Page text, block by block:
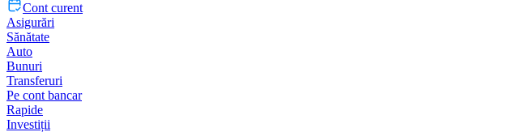
Cont curent
Asigurări
Sănătate
Auto
Bunuri
Transferuri
Pe cont bancar
Rapide
Investiții